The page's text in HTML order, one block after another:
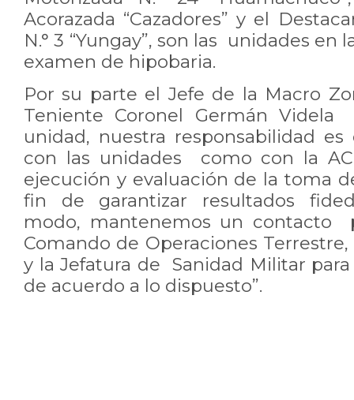
Acorazada “Cazadores” y el
N.° 3 “Yungay”, son las unidades en
examen de hipobaria.
Por su parte el Jefe de la Macro
Teniente Coronel Germán Videla
unidad, nuestra responsabilidad
con las unidades como con la
ejecución y evaluación de la toma
fin de garantizar resultados
modo, mantenemos un contacto
Comando de Operaciones
y la Jefatura de Sanidad Militar
de acuerdo a lo dispuesto”.